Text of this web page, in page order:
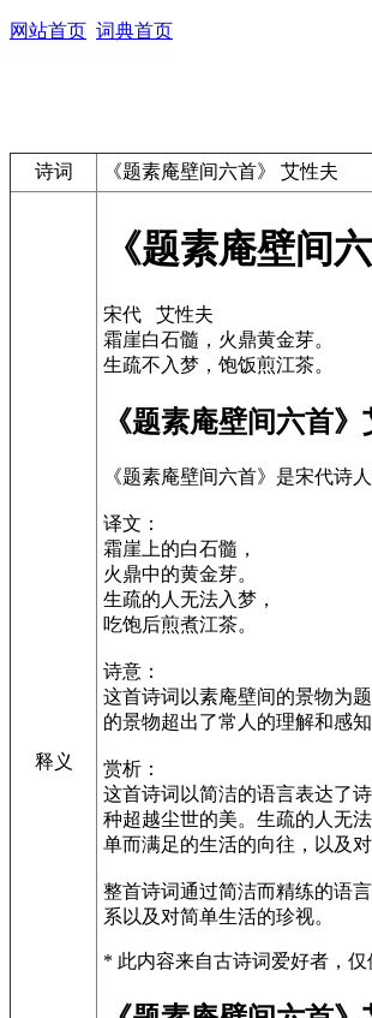
网站首页 词典首页
诗词 《题素庵壁间六首》 艾性夫
释义
《题素庵壁间
宋代 艾性夫
霜崖白石髓，火鼎黄金芽。
生疏不入梦，饱饭煎江茶。
《题素庵壁间六首
《题素庵壁间六首》是宋代诗
译文：
霜崖上的白石髓，
火鼎中的黄金芽。
生疏的人无法入梦，
吃饱后煎煮江茶。
诗意：
这首诗词以素庵壁间的景物为
的景物超出了常人的理解和感
赏析：
这首诗词以简洁的语言表达了
种超越尘世的美。生疏的人无
单而满足的生活的向往，以及
整首诗词通过简洁而精练的语
系以及对简单生活的珍视。
* 此内容来自古诗词爱好者，仅